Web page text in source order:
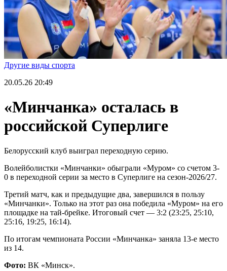
Другие виды спорта
20.05.26 20:49
«Минчанка» осталась в
российской Суперлиге
Белорусский клуб выиграл переходную серию.
Волейболистки «Минчанки» обыграли «Муром» со счетом 3-
0 в переходной серии за место в Суперлиге на сезон-2026/27.
Третий матч, как и предыдущие два, завершился в пользу
«Минчанки». Только на этот раз она победила «Муром» на его
площадке на тай-брейке. Итоговый счет — 3:2 (23:25, 25:10,
25:16, 19:25, 16:14).
По итогам чемпионата России «Минчанка» заняла 13-е место
из 14.
Фото: ВК «Минск».